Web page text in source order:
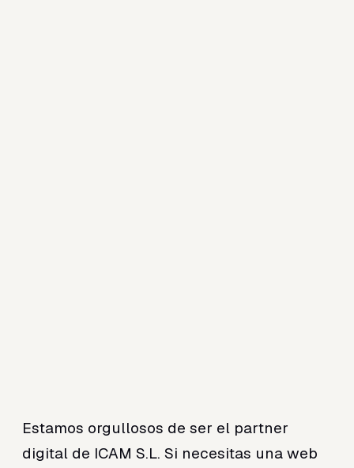
Estamos orgullosos de ser el partner
digital de ICAM S.L. Si necesitas una web